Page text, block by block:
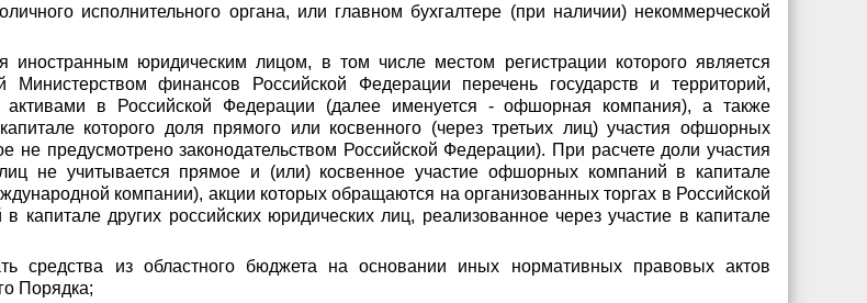
исполнительного органа, или главном бухгалтере (при наличии) некоммерческой
иностранным юридическим лицом, в том числе местом регистрации которого является
финансов Российской Федерации перечень государств и территорий,
в Российской Федерации (далее именуется - офшорная компания), а также
которого доля прямого или косвенного (через третьих лиц) участия офшорных
предусмотрено законодательством Российской Федерации). При расчете доли участия
не учитывается прямое и (или) косвенное участие офшорных компаний в капитале
компании), акции которых обращаются на организованных торгах в Российской
других российских юридических лиц, реализованное через участие в капитале
средства из областного бюджета на основании иных нормативных правовых актов
Порядка;